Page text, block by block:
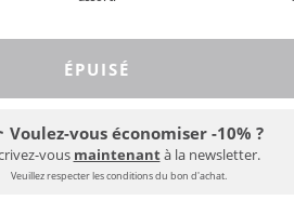
ÉPUISÉ
Voulez-vous économiser -10% ?
vous maintenantà la newsletter.
Veuillez respecter les conditions du bon d'achat.